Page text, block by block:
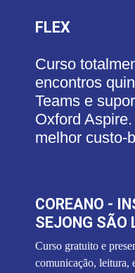
FLEX
Curso
encontros
Teams e
Oxford
melhor custo-
COREANO -
SEJONG SÃO
Curso gratuito e
comunicação, leitura,